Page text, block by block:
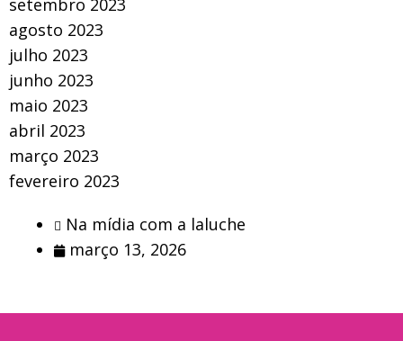
setembro 2023
agosto 2023
julho 2023
junho 2023
maio 2023
abril 2023
março 2023
fevereiro 2023
Na mídia com a laluche
março 13, 2026